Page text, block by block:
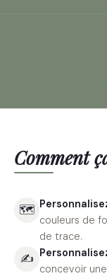
Comment
🗺
couleurs de
de trace.
✍️
concevoir